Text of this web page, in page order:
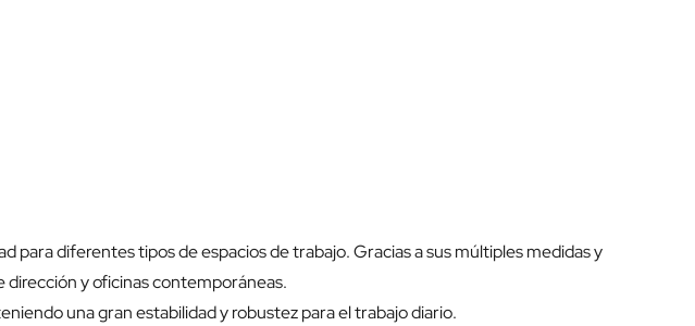
para diferentes tipos de espacios de trabajo. Gracias a sus múltiples medidas y
dirección y oficinas contemporáneas.
una gran estabilidad y robustez para el trabajo diario.